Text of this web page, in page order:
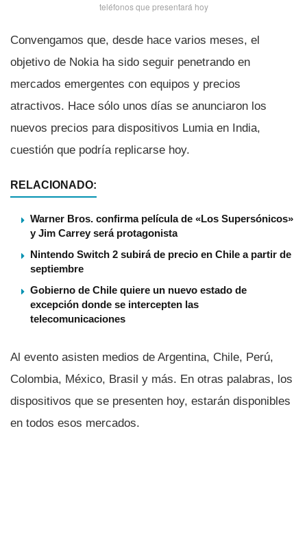
teléfonos que presentará hoy
Convengamos que, desde hace varios meses, el
objetivo de Nokia ha sido seguir penetrando en
mercados emergentes con equipos y precios
atractivos. Hace sólo unos dí­as se anunciaron los
nuevos precios para dispositivos Lumia en India,
cuestión que podrí­a replicarse hoy.
RELACIONADO:
Warner Bros. confirma película de «Los Supersónicos»
y Jim Carrey será protagonista
Nintendo Switch 2 subirá de precio en Chile a partir de
septiembre
Gobierno de Chile quiere un nuevo estado de
excepción donde se intercepten las
telecomunicaciones
Al evento asisten medios de Argentina, Chile, Perú,
Colombia, México, Brasil y más. En otras palabras, los
dispositivos que se presenten hoy, estarán disponibles
en todos esos mercados.